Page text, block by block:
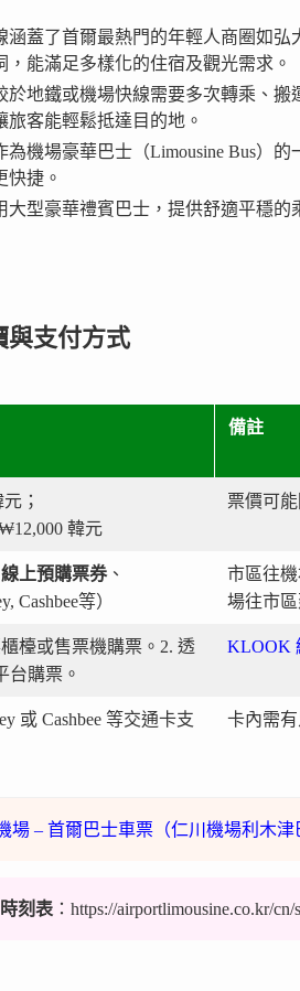
涵蓋了首爾最熱門的年輕人商圈如
，能滿足多樣化的住宿及觀光需求。
於地鐵或機場快線需要多次轉乘、
旅客能輕鬆抵達目的地。
為機場豪華巴士（Limousine Bus）
快捷。
大型豪華禮賓巴士，提供舒適平穩
與支付方式
備註
；
韓元
票價可
線上預購票券、
Cashbee等）
市區往
場往市
檯或售票機購票。2. 透
台購票。
KLOOK
或 Cashbee 等交通卡支
卡內需有
場 – 首爾巴士車票（仁川機場利木津
刻表 ：https://airportlimousine.co.kr/